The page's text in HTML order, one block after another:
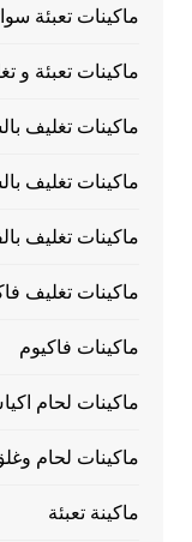
ماكينات تعبئة
ماكينات تعبئة و
ماكينات تغليف
ماكينات تغليف
ماكينات تغليف
ماكينات تغليف
ماكينات فاكيوم
ماكينات لحام
ماكينات لحام
ماكينة تعبئة